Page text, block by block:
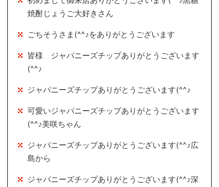
焼酎じょうご大好きさん
ごちそうさま(^^♪をありがとうございます
皆様 ジャパニーズチップありがとうございます
(^^♪
ジャパニーズチップありがとうございます(^^♪
可愛いジャパニーズチップありがとうございます
(^^♪美咲ちゃん
ジャパニーズチップありがとうございます(^^♪広
島から
ジャパニーズチップありがとうございます(^^♪深